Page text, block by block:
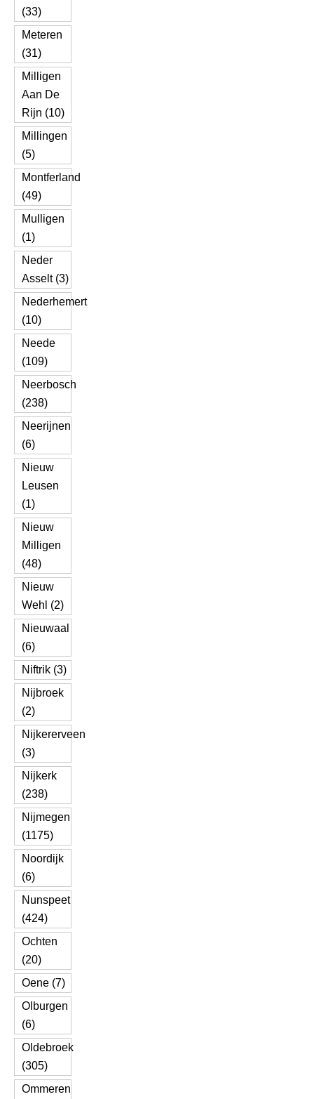
(33)
Meteren
(31)
Milligen
Aan De
Rijn (10)
Millingen
(5)
Montferland
(49)
Mulligen
(1)
Neder
Asselt (3)
Nederhemert
(10)
Neede
(109)
Neerbosch
(238)
Neerijnen
(6)
Nieuw
Leusen
(1)
Nieuw
Milligen
(48)
Nieuw
Wehl (2)
Nieuwaal
(6)
Niftrik (3)
Nijbroek
(2)
Nijkererveen
(3)
Nijkerk
(238)
Nijmegen
(1175)
Noordijk
(6)
Nunspeet
(424)
Ochten
(20)
Oene (7)
Olburgen
(6)
Oldebroek
(305)
Ommeren